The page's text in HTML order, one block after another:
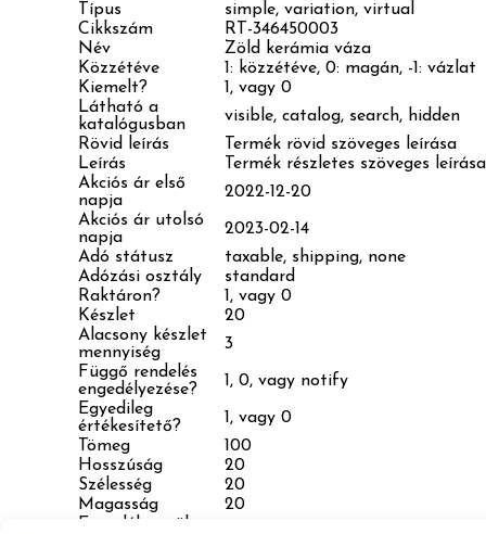
Típus
simple, variation, virtual
Cikkszám
RT-346450003
Név
Zöld kerámia váza
Közzétéve
1: közzétéve, 0: magán, -1: vázlat
Kiemelt?
1, vagy 0
Látható a
katalógusban
visible, catalog, search, hidden
Rövid leírás
Termék rövid szöveges leírása
Leírás
Termék részletes szöveges leírása
Akciós ár első
napja
2022-12-20
Akciós ár utolsó
napja
2023-02-14
Adó státusz
taxable, shipping, none
Adózási osztály
standard
Raktáron?
1, vagy 0
Készlet
20
Alacsony készlet
mennyiség
3
Függő rendelés
engedélyezése?
1, 0, vagy notify
Egyedileg
értékesítető?
1, vagy 0
Tömeg
100
Hosszúság
20
Szélesség
20
Magasság
20
Engedélyezzük az